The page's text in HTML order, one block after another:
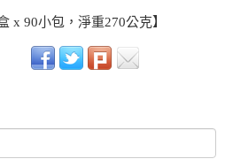
x 90小包，淨重270公克】